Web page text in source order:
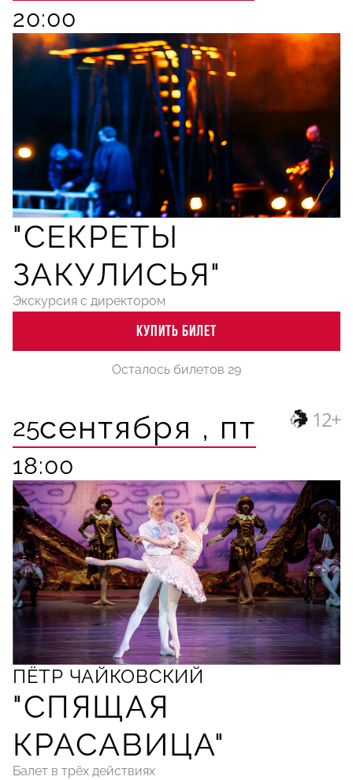
20:00
"СЕКРЕТЫ
ЗАКУЛИСЬЯ"
Экскурсия с директором
КУПИТЬ БИЛЕТ
Осталось билетов 29
25сентября , пт
18:00
ПЁТР ЧАЙКОВСКИЙ
"СПЯЩАЯ
КРАСАВИЦА"
Балет в трёх действиях
12+